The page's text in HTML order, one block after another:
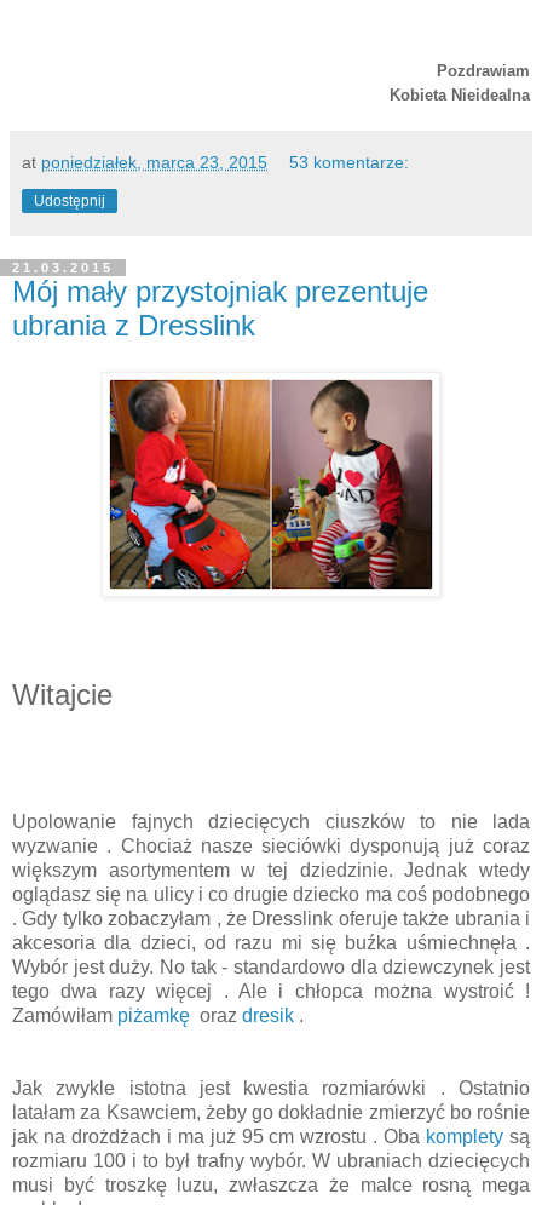
Pozdrawiam
Kobieta Nieidealna
at poniedziałek, marca 23, 2015 53 komentarze:
Udostępnij
21.03.2015
Mój mały przystojniak prezentuje
ubrania z Dresslink
Witajcie
Upolowanie fajnych dziecięcych ciuszków to nie lada
wyzwanie . Chociaż nasze sieciówki dysponują już coraz
większym asortymentem w tej dziedzinie. Jednak wtedy
oglądasz się na ulicy i co drugie dziecko ma coś podobnego
. Gdy tylko zobaczyłam , że Dresslink oferuje także ubrania i
akcesoria dla dzieci, od razu mi się buźka uśmiechnęła .
Wybór jest duży. No tak - standardowo dla dziewczynek jest
tego dwa razy więcej . Ale i chłopca można wystroić !
Zamówiłam piżamkę oraz dresik .
Jak zwykle istotna jest kwestia rozmiarówki . Ostatnio
latałam za Ksawciem, żeby go dokładnie zmierzyć bo rośnie
jak na drożdżach i ma już 95 cm wzrostu . Oba komplety są
rozmiaru 100 i to był trafny wybór. W ubraniach dziecięcych
musi być troszkę luzu, zwłaszcza że malce rosną mega